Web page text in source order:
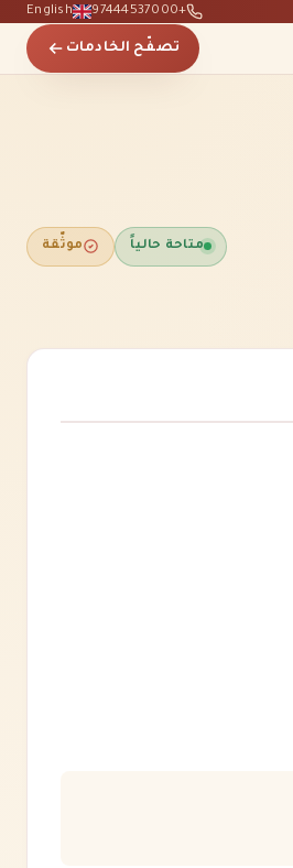
+97444537000
English
تصفّح الخادمات
متاحة حالياً موثّقة